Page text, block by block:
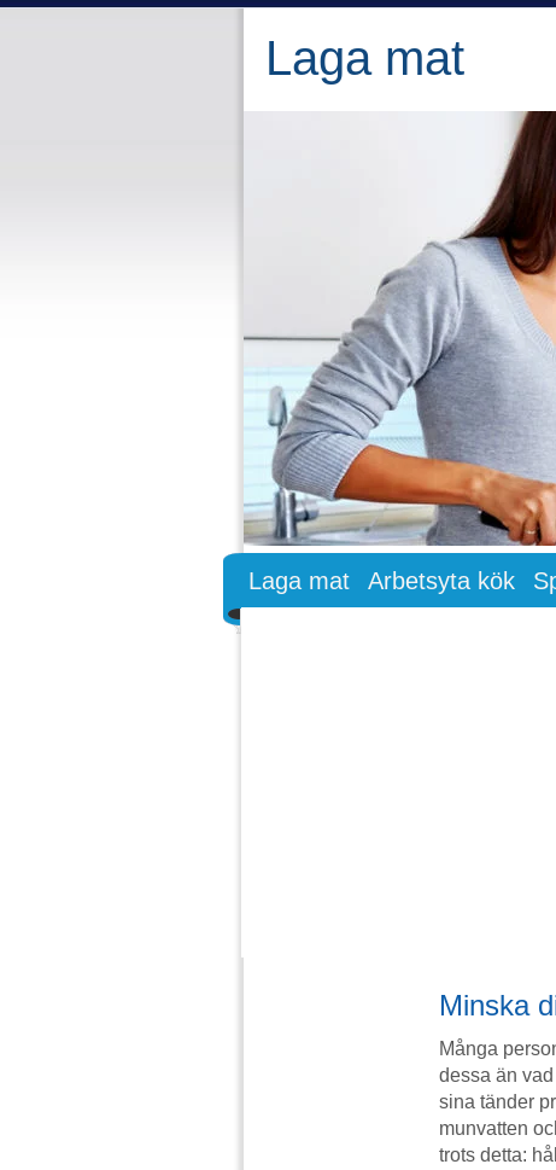
Laga mat
Laga mat Arbetsyta kök
Minska
Många
dessa än
sina tänder
munvatten
trots detta: